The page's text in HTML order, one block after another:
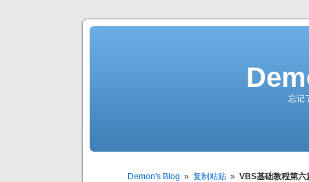
忘记
Demon's Blog » 复制粘贴 » VBS基础教程第六